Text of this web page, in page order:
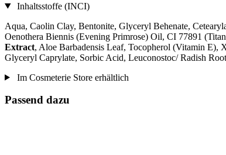
Inhaltsstoffe (INCI)
Aqua, Caolin Clay, Bentonite, Glyceryl Behenate,
Oenothera Biennis (Evening Primrose) Oil, CI 77891
Extract, Aloe Barbadensis Leaf, Tocopherol (Vitamin
Glyceryl Caprylate, Sorbic Acid, Leuconostoc/ Radish
Im Cosmeterie Store erhältlich
Passend dazu